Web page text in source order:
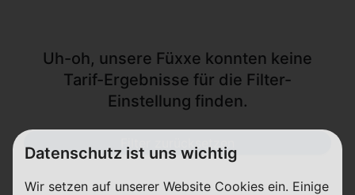
Uh-oh, unsere Füxxe konnten keine
Tarif-Ergebnisse für die Filter-
Einstellung finden.
Filter zurücksetzen
Datenschutz ist uns wichtig
Wir setzen auf unserer Website Cookies ein. Einige